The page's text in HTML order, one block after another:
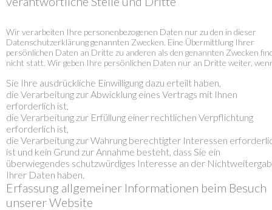
Wir verarbeiten Ihre personenbezogenen Daten nur zu den in dieser
Datenschutzerklärung genannten Zwecken. Eine Übermittlung Ihrer
persönlichen Daten an Dritte zu anderen als den genannten Zwecken
nicht statt. Wir geben Ihre persönlichen Daten nur an Dritte weiter,
Sie Ihre ausdrückliche Einwilligung dazu erteilt haben,
die Verarbeitung zur Abwicklung eines Vertrags mit Ihnen
erforderlich ist,
die Verarbeitung zur Erfüllung einer rechtlichen Verpflichtung
erforderlich ist,
die Verarbeitung zur Wahrung berechtigter Interessen
ist und kein Grund zur Annahme besteht, dass Sie ein
überwiegendes schutzwürdiges Interesse an der
Ihrer Daten haben.
Erfassung allgemeiner Informationen beim Besuch
unserer Website